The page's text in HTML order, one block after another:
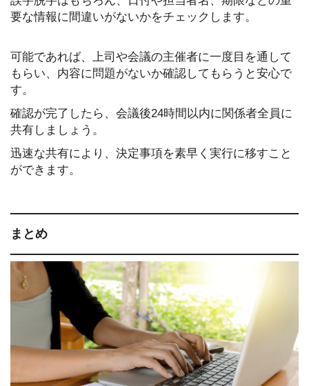
要な情報に間違いがないかをチェックします。
可能であれば、上司や会議の主催者に一度目を通して
もらい、内容に問題がないか確認してもらうと安心で
す。
確認が完了したら、会議後24時間以内に関係者全員に
共有しましょう。
迅速な共有により、決定事項を素早く実行に移すこと
ができます。
まとめ